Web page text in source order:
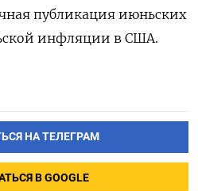
публикация июньских
инфляции в США.
НА ТЕЛЕГРАМ
В GOOGLE